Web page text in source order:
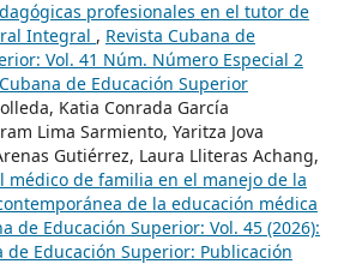
profesionales en el tutor de
Integral , Revista Cubana de
Vol. 41 Núm. Número Especial 2
de Educación Superior
Katia Conrada García
Lima Sarmiento, Yaritza Jova
Gutiérrez, Laura Lliteras Achang,
médico de familia en el manejo de la
de la educación médica
de Educación Superior: Vol. 45 (2026):
de Educación Superior: Publicación